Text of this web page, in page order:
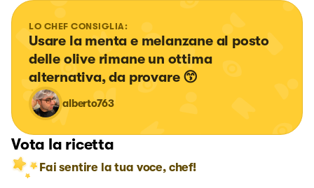
LO CHEF CONSIGLIA:
Usare la menta e melanzane al posto
delle olive rimane un ottima
alternativa, da provare 😙
alberto763
Vota la ricetta
Fai sentire la tua voce, chef!